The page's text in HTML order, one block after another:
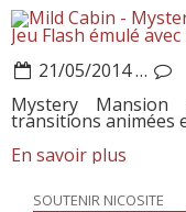
Jeu Flash émulé
21/05/2014…
Mystery
transitions animées
En savoir plus
SOUTENIR NICOSITE